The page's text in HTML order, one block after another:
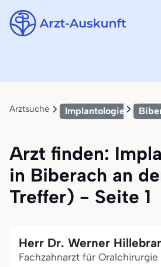
Arztsuche Implantologie
Arzt finden:
in Biberach an
Treffer) - Seite 1
Herr Dr. Werner
Fachzahnarzt für Oralchirurgie